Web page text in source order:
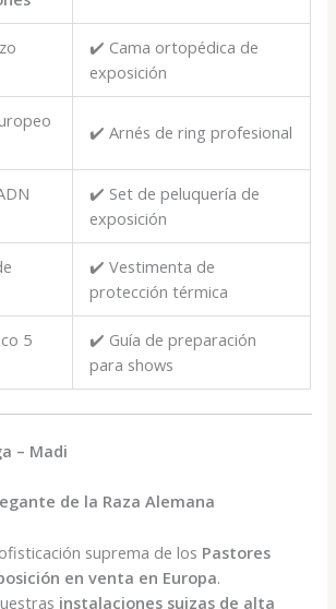
✔️ Cama ortopédica de
exposición
✔️ Arnés de ring profesional
✔️ Set de peluquería de
exposición
✔️ Vestimenta de
protección térmica
5
✔️ Guía de preparación
para shows
– Madi
de la Raza Alemana
suprema de los Pastores
en venta en Europa.
instalaciones suizas de alta